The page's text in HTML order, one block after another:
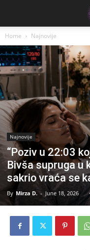
Home Najnovije
Najnovije
“Poziv u 22:03
Bivša supruga u
sakrio vraća se
By Mirza D. - June 18, 2026